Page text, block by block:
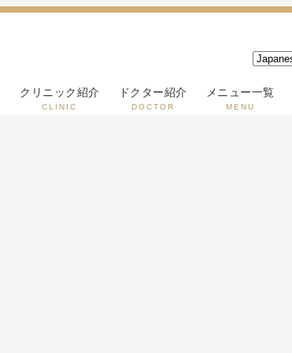
クリニック紹介
CLINIC
ドクター紹介
DOCTOR
メニュー一覧
MENU